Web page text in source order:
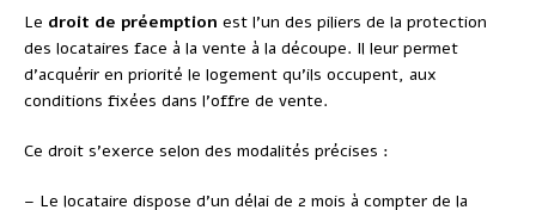
Le droit de préemption est l’un des piliers de la protection
des locataires face à la vente à la découpe. Il leur permet
d’acquérir en priorité le logement qu’ils occupent, aux
conditions fixées dans l’offre de vente.
Ce droit s’exerce selon des modalités précises :
– Le locataire dispose d’un délai de 2 mois à compter de la